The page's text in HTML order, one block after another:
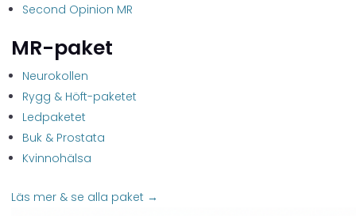
Second Opinion MR
MR-paket
Neurokollen
Rygg & Höft-paketet
Ledpaketet
Buk & Prostata
Kvinnohälsa
Läs mer & se alla paket →